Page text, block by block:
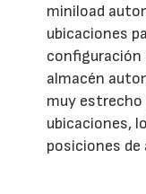
miniload
ubicaciones
configuración
almacén
muy estrecho
ubicaciones,
posiciones